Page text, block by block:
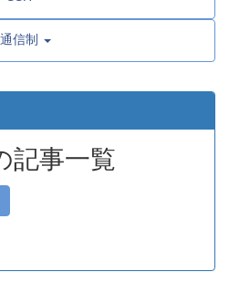
通信制
記事一覧